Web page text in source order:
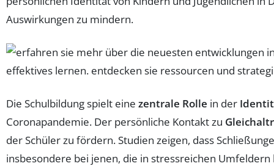
Auswirkungen zu mindern.
Die Schulbildung spielt eine zentrale Rolle in der
Coronapandemie. Der persönliche Kontakt zu
der Schüler zu fördern. Studien zeigen, dass
insbesondere bei jenen, die in stressreichen Umfeldern